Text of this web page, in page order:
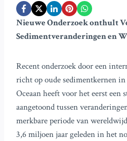
Nieuwe Onderzoek onthult
Sedimentveranderingen en
Recent onderzoek door een
richt op oude sedimentkernen
Oceaan heeft voor het eerst een
aangetoond tussen
merkbare periode van
3,6 miljoen jaar geleden in het